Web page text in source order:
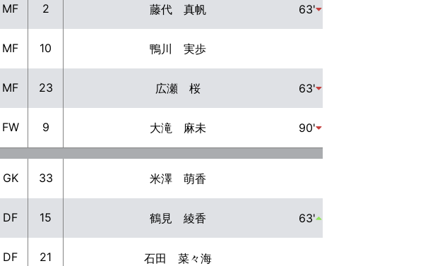
MF 2 藤代 真帆 63'
MF 10 鴨川 実歩
MF 23 広瀬 桜 63'
FW 9 大滝 麻未 90'
GK 33 米澤 萌香
DF 15 鶴見 綾香 63'
DF 21 石田 菜々海